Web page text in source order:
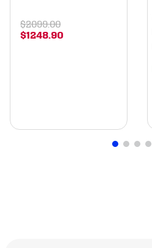
$1248 90
$2099.00